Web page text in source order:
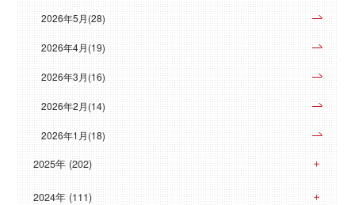
2026年5月(28)
2026年4月(19)
2026年3月(16)
2026年2月(14)
2026年1月(18)
2025年 (202)
2024年 (111)